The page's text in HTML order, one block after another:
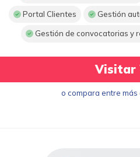
Portal Clientes Gestión
Gestión de convocatorias y
Visitar
o compara entre